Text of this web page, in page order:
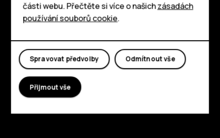
O nás
Planet and people
Podpora
části webu. Přečtěte si více o našichzásadách
používání souborů cookie.
Odmítnout vše
Spravovat předvolby
Přijmout vše